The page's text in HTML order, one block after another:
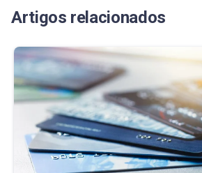
Artigos relacionados